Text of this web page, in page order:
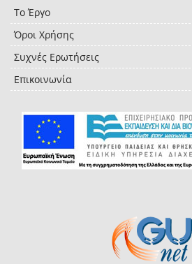
Το Έργο
Όροι Χρήσης
Συχνές Ερωτήσεις
Επικοινωνία